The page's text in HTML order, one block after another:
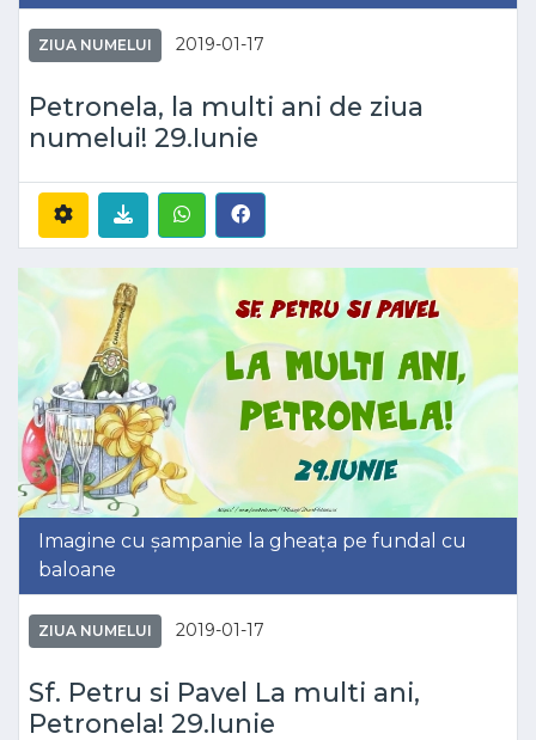
ZIUA NUMELUI 2019-01-17
Petronela, la multi ani de ziua
numelui! 29.Iunie
Imagine cu șampanie la gheața pe fundal cu
baloane
ZIUA NUMELUI 2019-01-17
Sf. Petru si Pavel La multi ani,
Petronela! 29.Iunie